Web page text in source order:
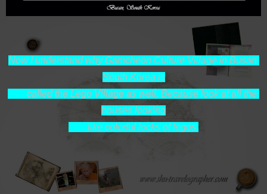
Now I understand why Gamcheon Culture Village in Busan
South Korea is
houses looking
        like colorful locks of legos.